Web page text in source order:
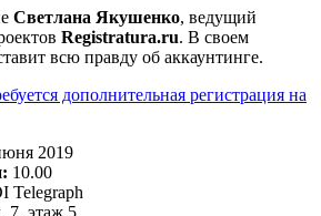
Светлана Якушенко, ведущий
Registratura.ru. В своем
всю правду об аккаунтинге.
дополнительная регистрация на
2019
10.00
Telegraph
7, этаж 5